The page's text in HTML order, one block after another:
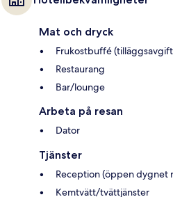
Mat och dryck
Frukostbuffé
Restaurang
Bar/lounge
Arbeta på resan
Dator
Tjänster
Reception (öppen dygnet
Kemtvätt/tvättjänster